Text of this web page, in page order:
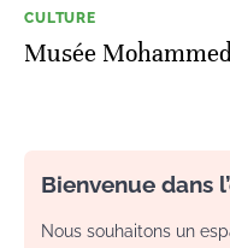
CULTURE
Musée
Bienvenue dans
Nous souhaitons un